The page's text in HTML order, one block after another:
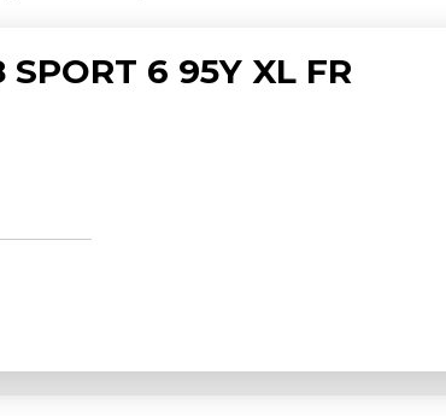
6 95Y XL FR